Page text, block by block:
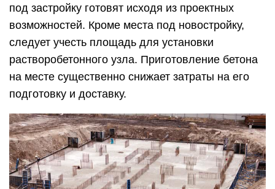
под застройку готовят исходя из проектных
возможностей. Кроме места под новостройку,
следует учесть площадь для установки
растворобетонного узла. Приготовление бетона
на месте существенно снижает затраты на его
подготовку и доставку.